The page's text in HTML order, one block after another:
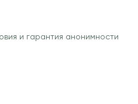
и гарантия анонимности